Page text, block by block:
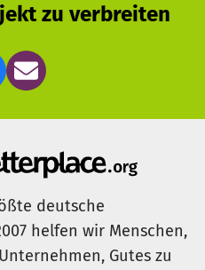
30 bis 35 Menschen pro
die hier eine Chance auf
erhalten. Sie bleiben
selbst um den Garten, die
und die Arbeiten
sie Holzarbeiten
aus denen sie
Eine Psychologin arbeitet
ihre Vergangenheit auf.
zu verbreiten
deutsche
helfen wir Menschen,
Gutes zu